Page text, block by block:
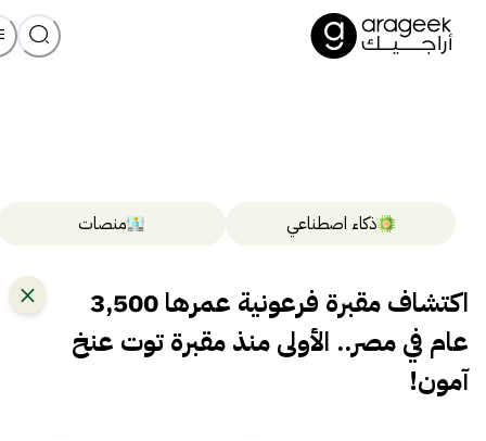
ذكاء اصطناعي منصات
اكتشاف مقبرة فرعونية عمرها 3,500
عام في مصر.. الأولى منذ مقبرة توت عنخ
آمون!